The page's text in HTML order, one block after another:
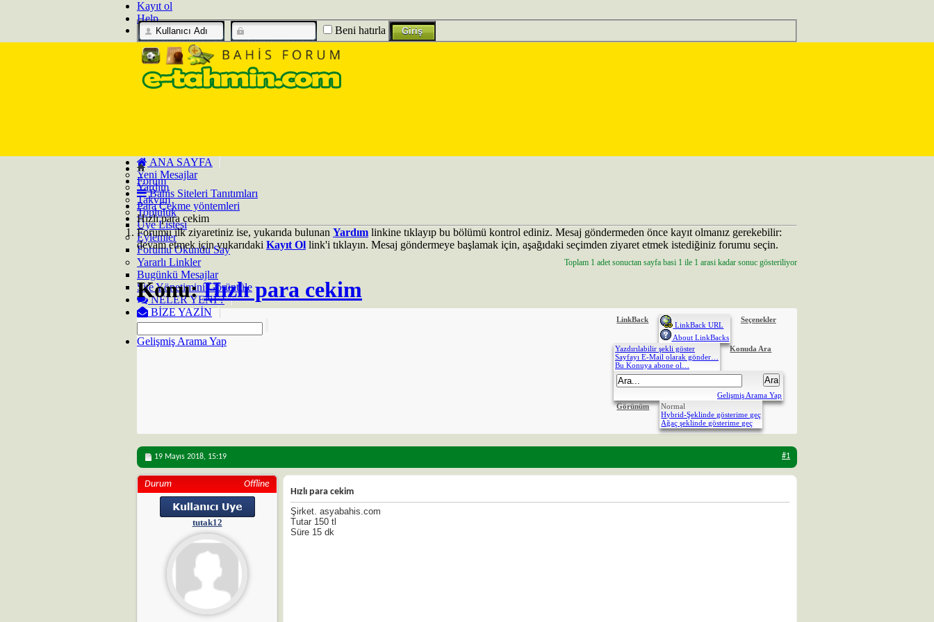
Kayıt ol
Help
Beni hatırla
ANA SAYFA
Yeni Mesajlar
Yardım
Takvim
Topluluk
Üye Listesi
Eylemler
Forumu Okundu Say
Yararlı Linkler
Bugünkü Mesajlar
Site Yönetimini Görüntüle
NELER YENI ?
BIZE YAZIN
Gelişmiş Arama Yap
Forum
Bahis Siteleri Tanıtımları
Para Çekme yöntemleri
Hızlı para cekim
Forumu ilk ziyaretiniz ise, yukarıda bulunan Yardım linkine tıklayıp bu bölümü kontrol ediniz. Mesaj göndermeden önce kayıt olmanız gerekebilir:
devam etmek için yukarıdaki Kayıt Ol link'i tıklayın. Mesaj göndermeye başlamak için, aşağıdaki seçimden ziyaret etmek istediğiniz forumu seçin.
Toplam 1 adet sonuctan sayfa basi 1 ile 1 arasi kadar sonuc gösteriliyor
Konu:Hızlı para cekim
LinkBack
LinkBack URL
About LinkBacks
Seçenekler
Yazdırılabilir şekli göster
Sayfayı E-Mail olarak gönder…
Bu Konuya abone ol…
Konuda Ara
Gelişmiş Arama Yap
Görünüm
Normal
Hybrid-Şeklinde gösterime geç
Ağaç şeklinde gösterime geç
19 Mayıs 2018, 15:19 #1
Durum Offline
tutak12
Hızlı para cekim
Şirket. asyabahis.com
Tutar 150 tl
Süre 15 dk